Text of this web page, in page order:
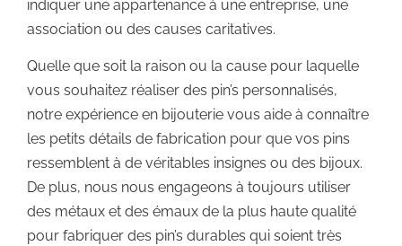
indiquer une appartenance à une entreprise, une
association ou des causes caritatives.
Quelle que soit la raison ou la cause pour laquelle
vous souhaitez réaliser des pin’s personnalisés,
notre expérience en bijouterie vous aide à connaître
les petits détails de fabrication pour que vos pins
ressemblent à de véritables insignes ou des bijoux.
De plus, nous nous engageons à toujours utiliser
des métaux et des émaux de la plus haute qualité
pour fabriquer des pin’s durables qui soient très